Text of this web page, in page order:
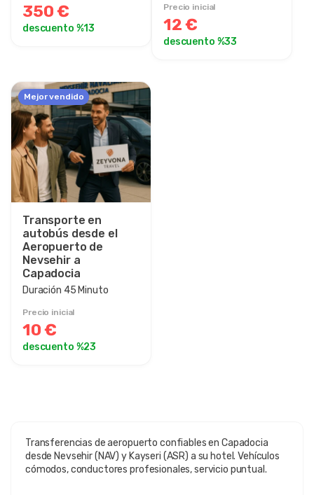
350 €
descuento %13
Precio inicial
12 €
descuento %33
Mejor vendido
Transporte en
autobús desde el
Aeropuerto de
Nevsehir a
Capadocia
Duración 45 Minuto
Precio inicial
10 €
descuento %23
Transferencias de aeropuerto confiables en Capadocia
desde Nevsehir (NAV) y Kayseri (ASR) a su hotel. Vehículos
cómodos, conductores profesionales, servicio puntual.